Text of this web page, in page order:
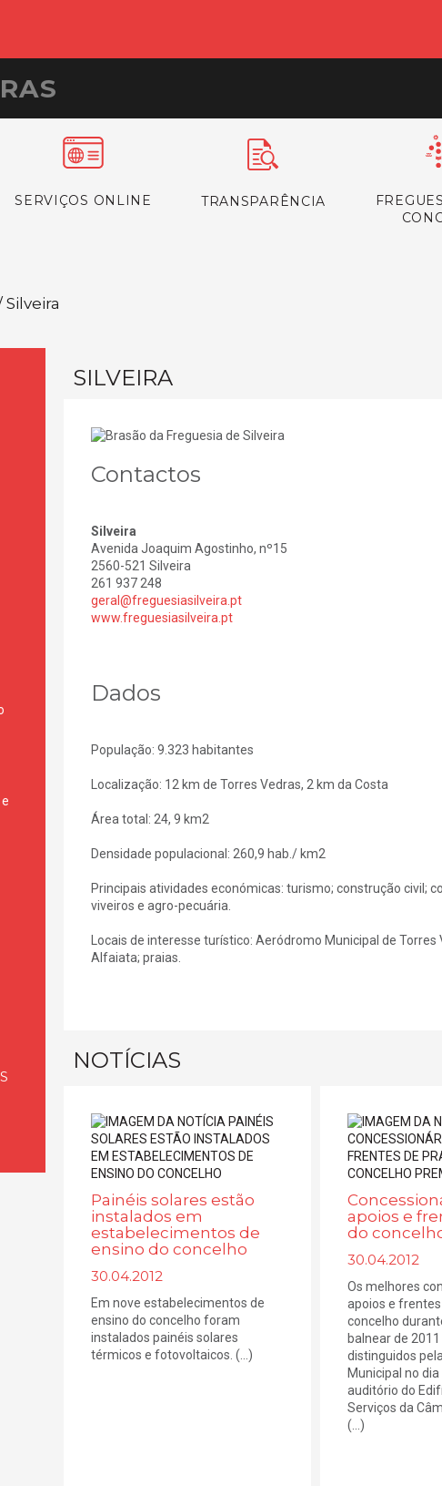
SERVIÇOS ONLINE TRANSPARÊNCIA
SILVEIRA
Contactos
Silveira
Avenida Joaquim Agostinho, nº15
2560-521 Silveira
261 937 248
geral@freguesiasilveira.pt
www.freguesiasilveira.pt
Dados
População: 9.323 habitantes
Localização: 12 km de Torres Vedras, 2 km da Costa
Área total: 24, 9 km2
Densidade populacional: 260,9 hab./ km2
Principais atividades económicas: turismo; construção civil;
viveiros e agro-pecuária.
Locais de interesse turístico: Aeródromo Municipal de
Alfaiata; praias.
NOTÍCIAS
Painéis solares estão
instalados em
estabelecimentos de
ensino do concelho
30.04.2012
Em nove estabelecimentos de
ensino do concelho foram
instalados painéis solares
térmicos e fotovoltaicos. (...)
apoios e
do
30.04.2012
Os melhores
apoios e
concelho
balnear de
distinguidos
Municipal no
auditório do
Serviços da
(...)